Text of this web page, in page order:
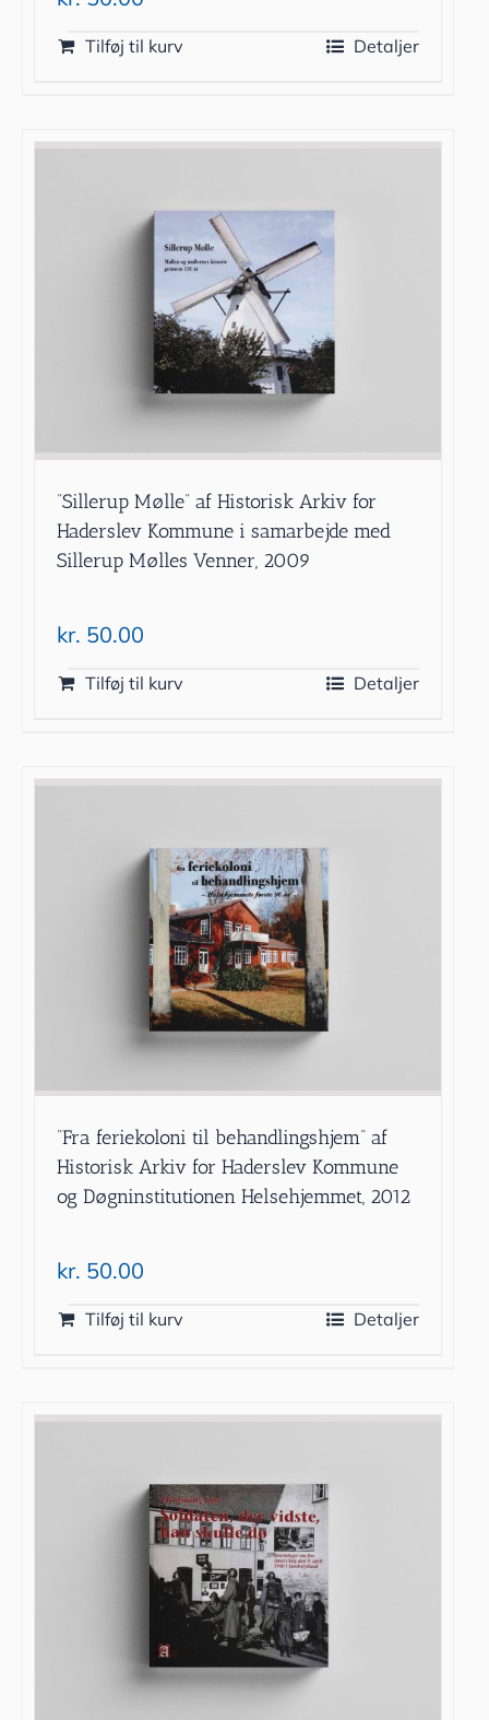
Tilføj til kurv Detaljer
”Sillerup Mølle” af Historisk Arkiv for
Haderslev Kommune i samarbejde med
Sillerup Mølles Venner, 2009
kr. 50.00
Tilføj til kurv Detaljer
”Fra feriekoloni til behandlingshjem” af
Historisk Arkiv for Haderslev Kommune
og Døgninstitutionen Helsehjemmet, 2012
kr. 50.00
Tilføj til kurv Detaljer